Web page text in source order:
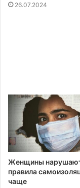
26.07.2024
Женщины
правила
чаще